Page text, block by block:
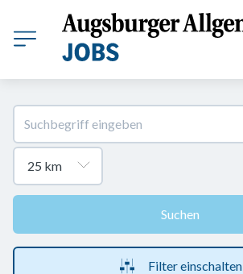
Suchen
Filter einschalten